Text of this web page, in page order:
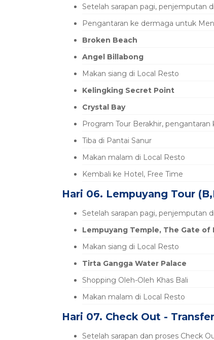
Setelah sarapan pagi, penjemputan
Pengantaran ke dermaga untuk
Broken Beach
Angel Billabong
Makan siang di Local Resto
Kelingking Secret Point
Crystal Bay
Program Tour Berakhir,
Tiba di Pantai Sanur
Makan malam di Local Resto
Kembali ke Hotel, Free Time
Hari 06. Lempuyang Tour
Setelah sarapan pagi, penjemputan
Lempuyang Temple, The Gate of
Makan siang di Local Resto
Tirta Gangga Water Palace
Shopping Oleh-Oleh Khas Bali
Makan malam di Local Resto
Hari 07. Check Out -
Setelah sarapan dan proses Check